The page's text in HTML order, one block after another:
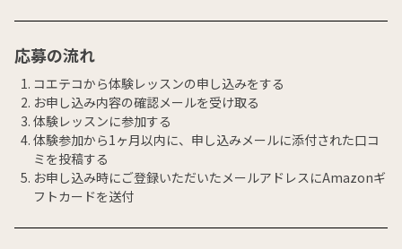
応募の流れ
コエテコから体験レッスンの申し込みをする
お申し込み内容の確認メールを受け取る
体験レッスンに参加する
体験参加から1ヶ月以内に、申し込みメールに添付された口コ
ミを投稿する
お申し込み時にご登録いただいたメールアドレスにAmazonギ
フトカードを送付